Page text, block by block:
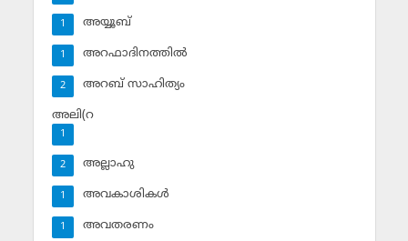
അയ്യൂബ്‌
1
അറഫാദിനത്തില്‍
1
അറബ് സാഹിത്യം
2
അലി(റ
1
അല്ലാഹു
2
അവകാശികള്‍
1
അവതരണം
1